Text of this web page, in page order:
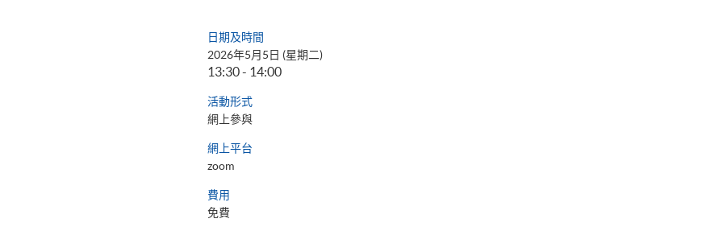
日期及時間
2026年5月5日 (星期二)
13:30 - 14:00
活動形式
網上參與
網上平台
zoom
費用
免費